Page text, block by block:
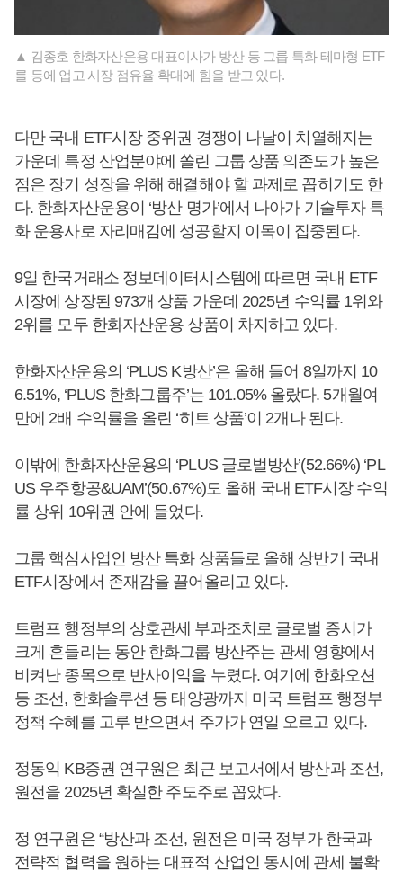
▲ 김종호 한화자산운용 대표이사가 방산 등 그룹 특화 테마형 ETF
를 등에 업고 시장 점유율 확대에 힘을 받고 있다.
다만 국내 ETF시장 중위권 경쟁이 나날이 치열해지는
가운데 특정 산업분야에 쏠린 그룹 상품 의존도가 높은
점은 장기 성장을 위해 해결해야 할 과제로 꼽히기도 한
다. 한화자산운용이 ‘방산 명가’에서 나아가 기술투자 특
화 운용사로 자리매김에 성공할지 이목이 집중된다.
9일 한국거래소 정보데이터시스템에 따르면 국내 ETF
시장에 상장된 973개 상품 가운데 2025년 수익률 1위와
2위를 모두 한화자산운용 상품이 차지하고 있다.
한화자산운용의 ‘PLUS K방산’은 올해 들어 8일까지 10
6.51%, ‘PLUS 한화그룹주’는 101.05% 올랐다. 5개월여
만에 2배 수익률을 올린 ‘히트 상품’이 2개나 된다.
이밖에 한화자산운용의 ‘PLUS 글로벌방산’(52.66%) ‘PL
US 우주항공&UAM’(50.67%)도 올해 국내 ETF시장 수익
률 상위 10위권 안에 들었다.
그룹 핵심사업인 방산 특화 상품들로 올해 상반기 국내
ETF시장에서 존재감을 끌어올리고 있다.
트럼프 행정부의 상호관세 부과조치로 글로벌 증시가
크게 흔들리는 동안 한화그룹 방산주는 관세 영향에서
비켜난 종목으로 반사이익을 누렸다. 여기에 한화오션
등 조선, 한화솔루션 등 태양광까지 미국 트럼프 행정부
정책 수혜를 고루 받으면서 주가가 연일 오르고 있다.
정동익 KB증권 연구원은 최근 보고서에서 방산과 조선,
원전을 2025년 확실한 주도주로 꼽았다.
정 연구원은 “방산과 조선, 원전은 미국 정부가 한국과
전략적 협력을 원하는 대표적 산업인 동시에 관세 불확